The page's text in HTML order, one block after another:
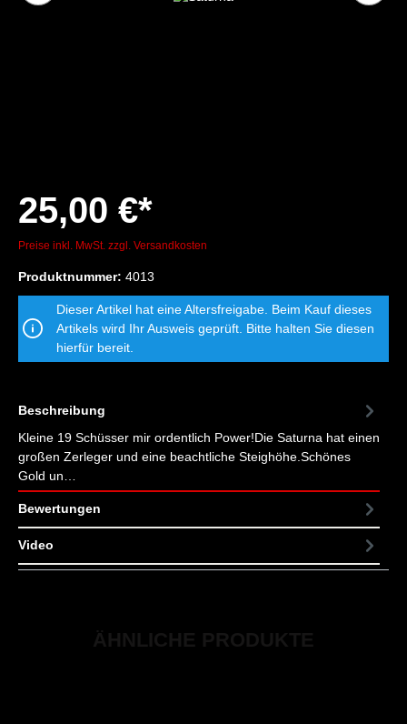
25,00 €*
Preise inkl. MwSt. zzgl. Versandkosten
Produktnummer: 4013
Dieser Artikel hat eine Altersfreigabe. Beim Kauf dieses
Artikels wird Ihr Ausweis geprüft. Bitte halten Sie diesen
hierfür bereit.
Beschreibung
Kleine 19 Schüsser mir ordentlich Power!Die Saturna hat einen
großen Zerleger und eine beachtliche Steighöhe.Schönes
Gold un…
Bewertungen
Video